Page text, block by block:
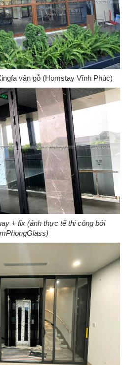
vân gỗ (Homstay Vĩnh Phúc)
+ fix (ảnh thực tế thi công bởi